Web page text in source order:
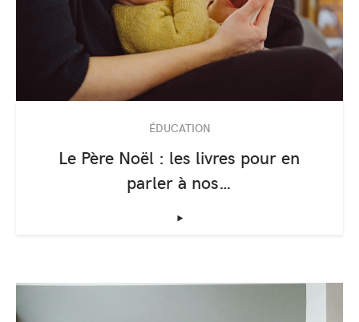
ÉDUCATION
Le Père Noël : les livres pour en
parler à nos…
‣